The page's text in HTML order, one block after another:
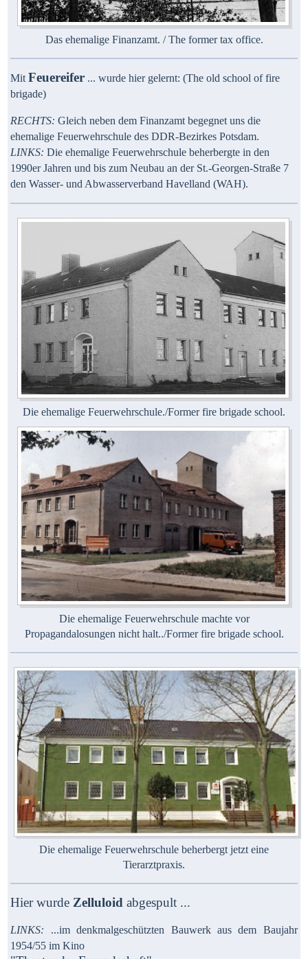
Das ehemalige Finanzamt. / The former tax office.
Mit Feuereifer ...wurde hier gelernt: (The old school of fire
brigade)
RECHTS: Gleich neben dem Finanzamt begegnet uns die
ehemalige Feuerwehrschule des DDR-Bezirkes Potsdam.
LINKS: Die ehemalige Feuerwehrschule beherbergte in den
1990er Jahren und bis zum Neubau an der St.-Georgen-Straße 7
den Wasser- und Abwasserverband Havelland (WAH).
Die ehemalige Feuerwehrschule./Former fire brigade school.
Die ehemalige Feuerwehrschule machte vor
Propagandalosungen nicht halt../Former fire brigade school.
Die ehemalige Feuerwehrschule beherbergt jetzt eine
Tierarztpraxis.
Hier wurde Zelluloid abgespult ...
LINKS: ...im denkmalgeschützten Bauwerk aus dem Baujahr
1954/55 im Kino